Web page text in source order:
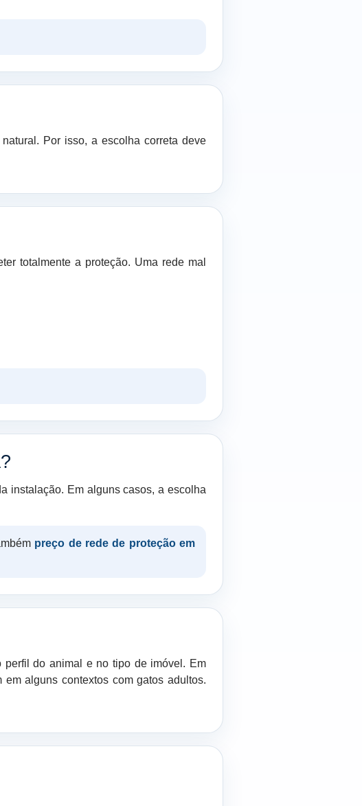
Por isso, a escolha correta deve
totalmente a proteção. Uma rede mal
instalação. Em alguns casos, a escolha
preço de rede de proteção em
do animal e no tipo de imóvel. Em
alguns contextos com gatos adultos.